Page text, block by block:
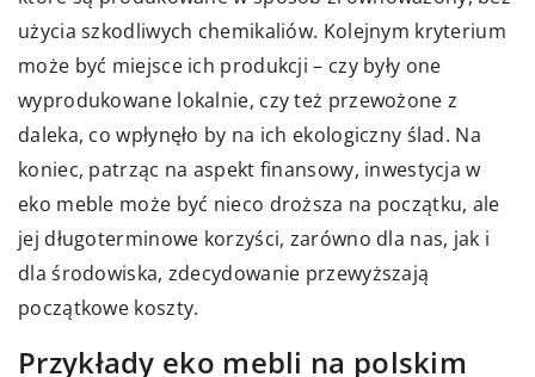
użycia szkodliwych chemikaliów. Kolejnym kryterium
może być miejsce ich produkcji – czy były one
wyprodukowane lokalnie, czy też przewożone z
daleka, co wpłynęło by na ich ekologiczny ślad. Na
koniec, patrząc na aspekt finansowy, inwestycja w
eko meble może być nieco droższa na początku, ale
jej długoterminowe korzyści, zarówno dla nas, jak i
dla środowiska, zdecydowanie przewyższają
początkowe koszty.
Przykłady eko mebli na polskim